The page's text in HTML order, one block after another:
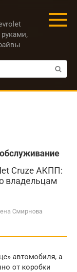
Cruze АКПП:
владельцам
Смирнова
автомобиля, а
от коробки